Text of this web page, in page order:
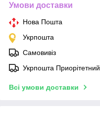
Умови доставки
Нова Пошта
Укрпошта
Самовивіз
Укрпошта Приорітетний
Всі умови доставки